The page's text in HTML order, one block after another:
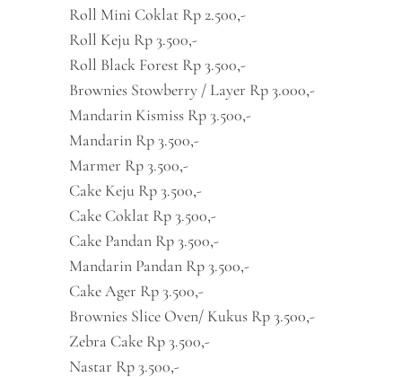
Roll Mini Coklat Rp 2.500,-
Roll Keju Rp 3.500,-
Roll Black Forest Rp 3.500,-
Brownies Stowberry / Layer Rp 3.000,-
Mandarin Kismiss Rp 3.500,-
Mandarin Rp 3.500,-
Marmer Rp 3.500,-
Cake Keju Rp 3.500,-
Cake Coklat Rp 3.500,-
Cake Pandan Rp 3.500,-
Mandarin Pandan Rp 3.500,-
Cake Ager Rp 3.500,-
Brownies Slice Oven/ Kukus Rp 3.500,-
Zebra Cake Rp 3.500,-
Nastar Rp 3.500,-